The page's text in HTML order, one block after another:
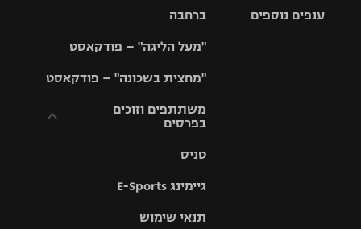
ברחבה
"מעל הליגה" – פודקאסט
"מחצית בשכונה" – פודקאסט
משתתפים וזוכים
בפרסים
וזוכים בפרסים
תקנון עבור פעילות
טניס
גיימינג E-Sports
תנאי שימוש
גביע הטוטו
ליגה
סל
ענפים נוספים